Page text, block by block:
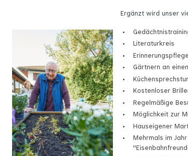
Ergänzt wird unser
Literaturkreis
Erinnerungspflege
Gärtnern an
Kostenloser
Regelmäßige
Möglichkeit zur
Hauseigener
Mehrmals im